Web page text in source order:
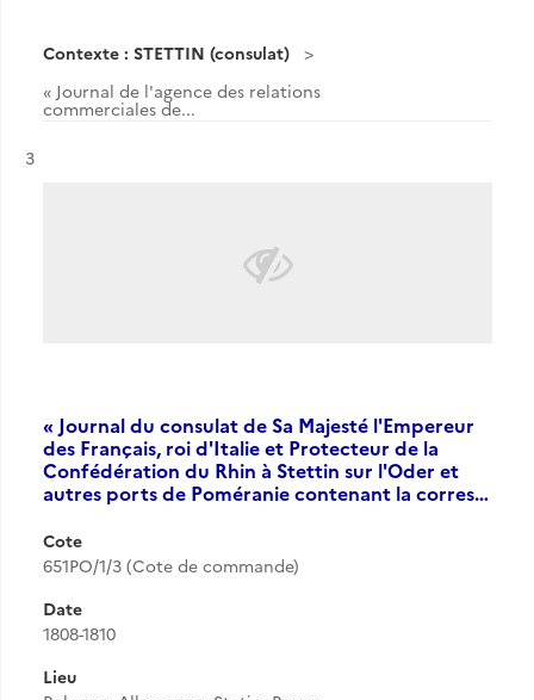
Contexte : STETTIN (consulat)
« Journal de l'agence des relations
commerciales de...
Résultat n°
3
« Journal du consulat de Sa Majesté l'Empereur
des Français, roi d'Italie et Protecteur de la
Confédération du Rhin à Stettin sur l'Oder et
autres ports de Poméranie contenant la corres…
Cote
651PO/1/3 (Cote de commande)
Date
1808-1810
Lieu